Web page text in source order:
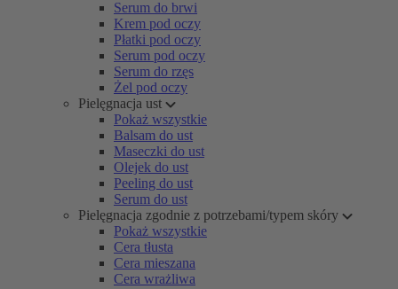
Serum do brwi
Krem pod oczy
Płatki pod oczy
Serum pod oczy
Serum do rzęs
Żel pod oczy
Pielęgnacja ust
Pokaż wszystkie
Balsam do ust
Maseczki do ust
Olejek do ust
Peeling do ust
Serum do ust
Pielęgnacja zgodnie z potrzebami/typem skóry
Pokaż wszystkie
Cera tłusta
Cera mieszana
Cera wrażliwa